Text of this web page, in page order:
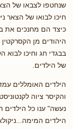
שנחטפו לצבאו של
חיכו לבואו של הצאר
כיצד הם מחנכים את
היהודים מן
בבגדי חג וחיכו לבוא
של הילדים.
הילדים האומללים
והקיסר ציוה
נעשה" ענו כל
הילדים